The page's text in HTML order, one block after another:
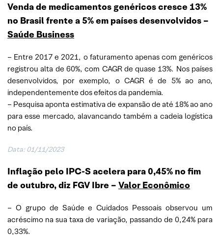
Venda de medicamentos genéricos cresce 13%
no Brasil frente a 5% em países desenvolvidos –
Saúde Business
– Entre 2017 e 2021, o faturamento apenas com genéricos
registrou alta de 60%, com CAGR de quase 13%. Nos países
desenvolvidos, por exemplo, o CAGR é de 5% ao ano,
independentemente dos efeitos da pandemia.
– Pesquisa aponta estimativa de expansão de até 18% ao ano
para esse mercado, alavancando também a cadeia logística
no país.
Data: 01/11/2023
Inflação pelo IPC-S acelera para 0,45% no fim
de outubro, diz FGV Ibre – Valor Econômico
– O grupo de Saúde e Cuidados Pessoais observou um
acréscimo na sua taxa de variação, passando de 0,24% para
0,33%.